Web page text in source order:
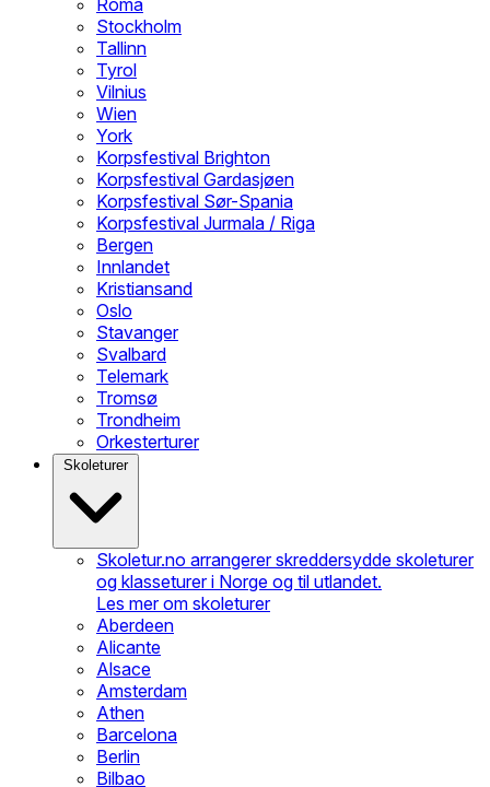
Roma
Stockholm
Tallinn
Tyrol
Vilnius
Wien
York
Korpsfestival Brighton
Korpsfestival Gardasjøen
Korpsfestival Sør-Spania
Korpsfestival Jurmala / Riga
Bergen
Innlandet
Kristiansand
Oslo
Stavanger
Svalbard
Telemark
Tromsø
Trondheim
Orkesterturer
Skoleturer
Skoletur.no arrangerer skreddersydde skoleturer
og klasseturer i Norge og til utlandet.
Les mer om skoleturer
Aberdeen
Alicante
Alsace
Amsterdam
Athen
Barcelona
Berlin
Bilbao